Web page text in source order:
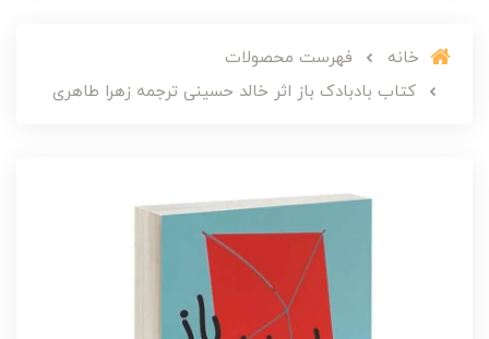
خانه
فهرست محصولات
کتاب بادبادک باز اثر خالد حسینی ترجمه زهرا طاهری